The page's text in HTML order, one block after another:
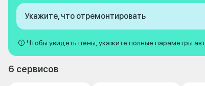
Укажите, что отремонтировать
Чтобы увидеть цены, укажите полные параметры
6 сервисов